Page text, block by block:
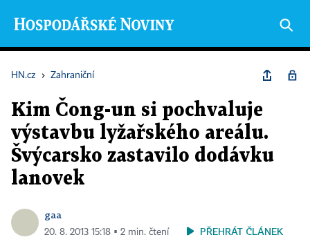
HN.cz › Zahraniční
Kim Čong-un si pochvaluje
výstavbu lyžařského areálu.
Švýcarsko zastavilo dodávku
lanovek
gaa
20. 8. 2013 15:18 ▪ 2 min. čtení PŘEHRÁT ČLÁNEK